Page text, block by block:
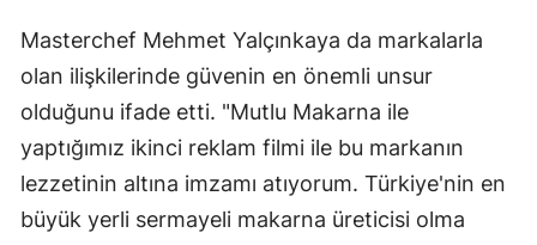
Masterchef Mehmet Yalçınkaya da markalarla
olan ilişkilerinde güvenin en önemli unsur
olduğunu ifade etti. "Mutlu Makarna ile
yaptığımız ikinci reklam filmi ile bu markanın
lezzetinin altına imzamı atıyorum. Türkiye'nin en
büyük yerli sermayeli makarna üreticisi olma